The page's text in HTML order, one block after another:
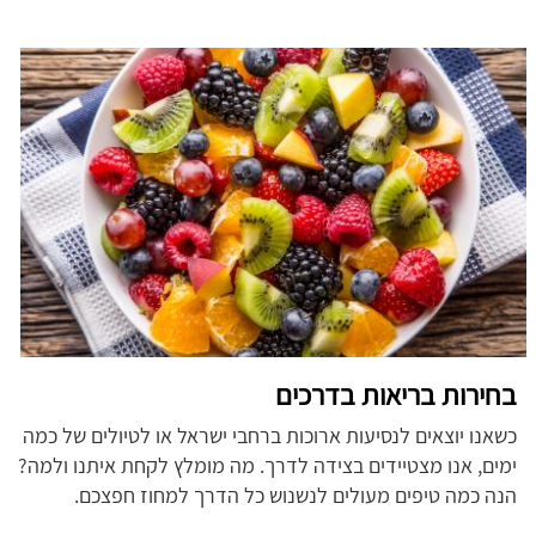
בחירות בריאות בדרכים
כשאנו יוצאים לנסיעות ארוכות ברחבי ישראל או לטיולים של כמה
ימים, אנו מצטיידים בצידה לדרך. מה מומלץ לקחת איתנו ולמה?
הנה כמה טיפים מעולים לנשנוש כל הדרך למחוז חפצכם.